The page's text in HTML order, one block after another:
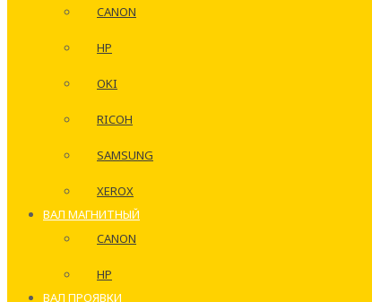
CANON
HP
OKI
RICOH
SAMSUNG
XEROX
ВАЛ МАГНИТНЫЙ
CANON
HP
ВАЛ ПРОЯВКИ